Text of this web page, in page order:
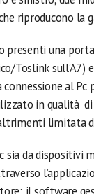
riproducono la
presenti una
Toslink sull’A7)
al Pc
in qualità
limitata
sia da dispositivi